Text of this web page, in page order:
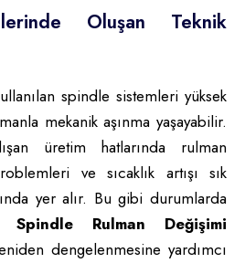
Oluşan Teknik
spindle sistemleri yüksek
mekanik aşınma yaşayabilir.
üretim hatlarında rulman
ve sıcaklık artışı sık
yer alır. Bu gibi durumlarda
Spindle Rulman Değişimi
dengelenmesine yardımcı